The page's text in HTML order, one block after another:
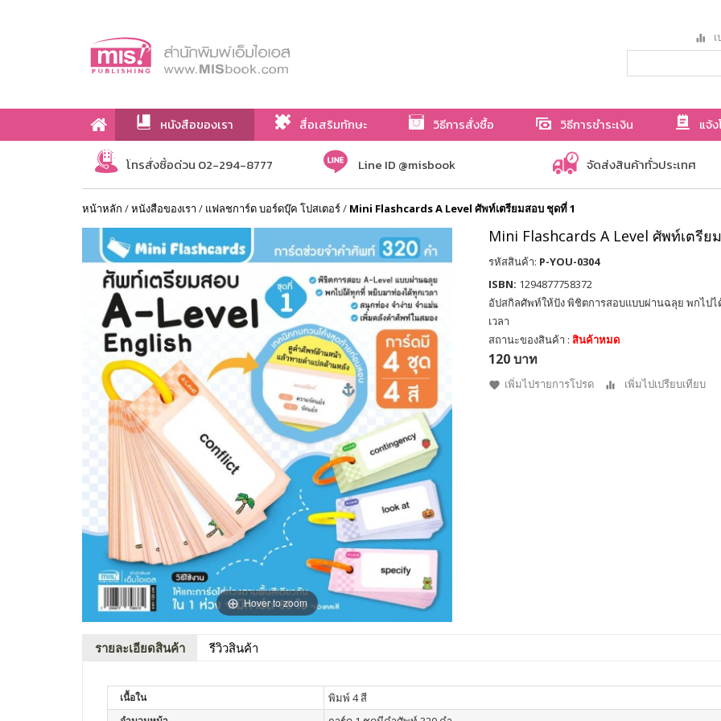
หนังสือของเรา สื่อเสริมทักษะ วิธีการสั่งซื้อ วิธีการชำระเงิน แจ้
เกี่ยวกับเรา
โทรสั่งซื้อด่วน 02-294-8777 Line ID @misbook จัดส่งสินค้าทั่วประเทศ
หน้าหลัก /หนังสือของเรา / แฟลชการ์ด บอร์ดบุ๊ค โปสเตอร์/ Mini Flashcards A Level ศัพท์เตรียมสอบ ชุดที่ 1
Hover to zoom
Mini Flashcards A Level ศัพท์เตรีย
รหัสสินค้า: P-YOU-0304
ISBN: 1294877758372
อัปสกิลศัพท์ให้ปัง พิชิตการสอบแบบผ่านฉลุย พกไป
เวลา
สถานะของสินค้า : สินค้าหมด
120 บาท
เพิ่มไปรายการโปรด เพิ่มไปเปรียบเทียบ
รายละเอียดสินค้า รีวิวสินค้า
เนื้อใน พิมพ์ 4 สี